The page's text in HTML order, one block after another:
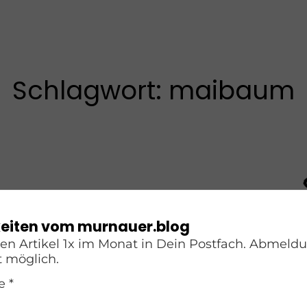
Schlagwort: maibaum
in
vom murnauer.blog
Artikel 1x im Monat in Dein Postfach.
möglich.
*